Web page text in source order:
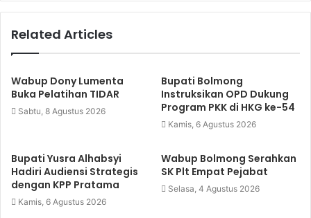
Related Articles
Wabup Dony Lumenta
Buka Pelatihan TIDAR
Sabtu, 8 Agustus 2026
Bupati Bolmong
Instruksikan OPD Dukung
Program PKK di HKG ke-54
Kamis, 6 Agustus 2026
Bupati Yusra Alhabsyi
Hadiri Audiensi Strategis
dengan KPP Pratama
Kamis, 6 Agustus 2026
Wabup Bolmong Serahkan
SK Plt Empat Pejabat
Selasa, 4 Agustus 2026